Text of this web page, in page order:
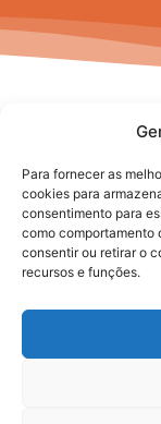
Para fornecer as
cookies para
consentimento para
como comportamento
consentir ou retirar o
recursos e funções.
No posts to